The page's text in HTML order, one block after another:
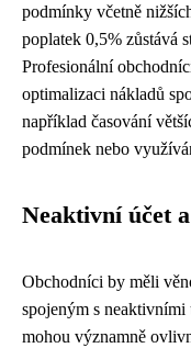
podmínky včetně
poplatek 0,5% zůstává
Profesionální
optimalizaci nákladů
například časování
podmínek nebo
Neaktivní účet
Obchodníci by měli
spojeným s
mohou významně